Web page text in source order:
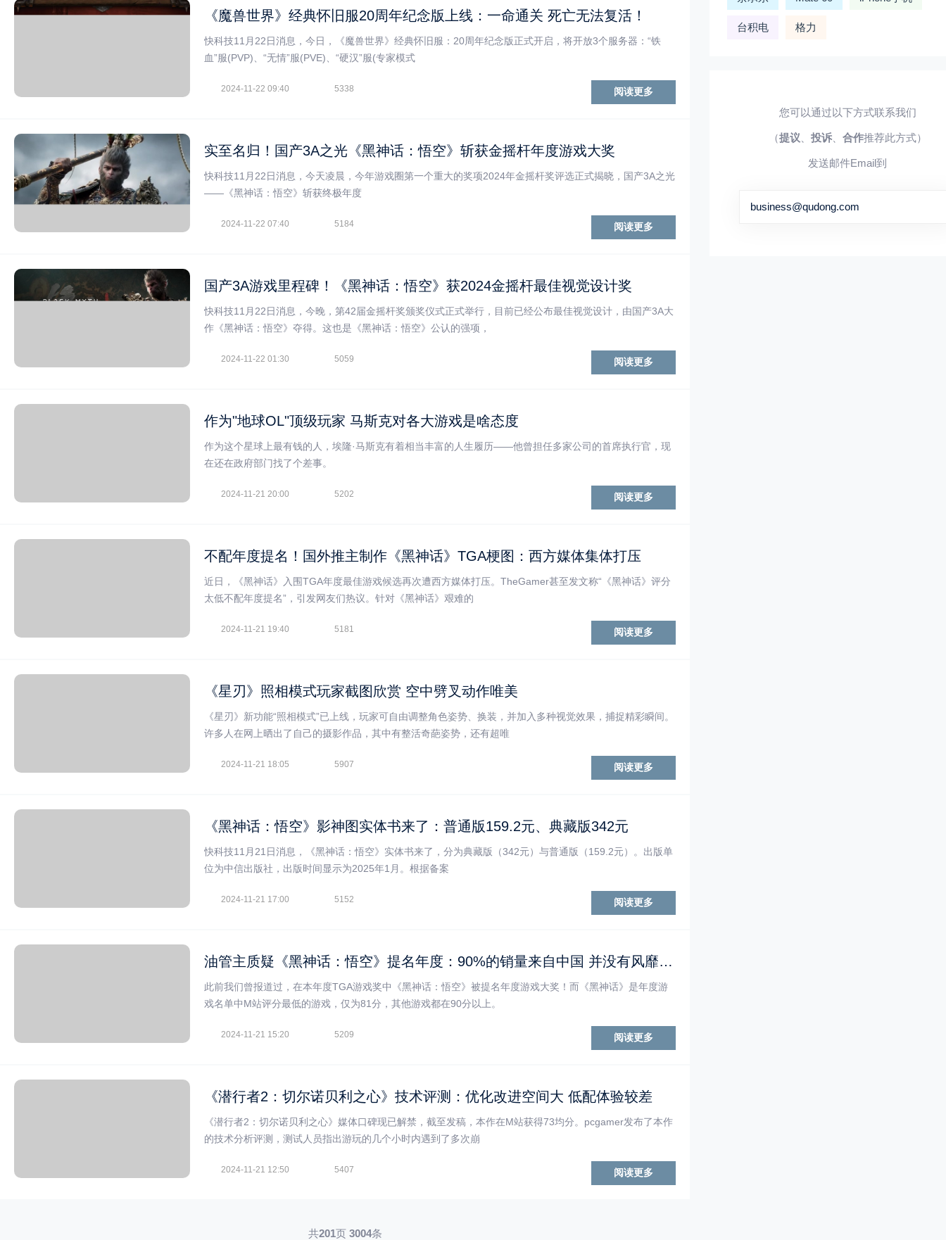
《魔兽世界》经典怀旧服20周年纪念版上线：一命通关 死亡无法复活！
快科技11月22日消息，今日，《魔兽世界》经典怀旧服：20周年纪念版正式开启，将开放3个服务器：“铁
血”服(PVP)、“无情”服(PVE)、“硬汉”服(专家模式
2024-11-22 09:40 5338 阅读更多
实至名归！国产3A之光《黑神话：悟空》斩获金摇杆年度游戏大奖
快科技11月22日消息，今天凌晨，今年游戏圈第一个重大的奖项2024年金摇杆奖评选正式揭晓，国产3A之光
——《黑神话：悟空》斩获终极年度
2024-11-22 07:40 5184 阅读更多
国产3A游戏里程碑！《黑神话：悟空》获2024金摇杆最佳视觉设计奖
快科技11月22日消息，今晚，第42届金摇杆奖颁奖仪式正式举行，目前已经公布最佳视觉设计，由国产3A大
作《黑神话：悟空》夺得。这也是《黑神话：悟空》公认的强项，
2024-11-22 01:30 5059 阅读更多
作为"地球OL"顶级玩家 马斯克对各大游戏是啥态度
作为这个星球上最有钱的人，埃隆·马斯克有着相当丰富的人生履历——他曾担任多家公司的首席执行官，现
在还在政府部门找了个差事。
2024-11-21 20:00 5202 阅读更多
不配年度提名！国外推主制作《黑神话》TGA梗图：西方媒体集体打压
近日，《黑神话》入围TGA年度最佳游戏候选再次遭西方媒体打压。TheGamer甚至发文称“《黑神话》评分
太低不配年度提名”，引发网友们热议。针对《黑神话》艰难的
2024-11-21 19:40 5181 阅读更多
《星刃》照相模式玩家截图欣赏 空中劈叉动作唯美
《星刃》新功能“照相模式”已上线，玩家可自由调整角色姿势、换装，并加入多种视觉效果，捕捉精彩瞬间。
许多人在网上晒出了自己的摄影作品，其中有整活奇葩姿势，还有超唯
2024-11-21 18:05 5907 阅读更多
《黑神话：悟空》影神图实体书来了：普通版159.2元、典藏版342元
快科技11月21日消息，《黑神话：悟空》实体书来了，分为典藏版（342元）与普通版（159.2元）。出版单
位为中信出版社，出版时间显示为2025年1月。根据备案
2024-11-21 17:00 5152 阅读更多
油管主质疑《黑神话：悟空》提名年度：90%的销量来自中国 并没有风靡全球
此前我们曾报道过，在本年度TGA游戏奖中《黑神话：悟空》被提名年度游戏大奖！而《黑神话》是年度游
戏名单中M站评分最低的游戏，仅为81分，其他游戏都在90分以上。
2024-11-21 15:20 5209 阅读更多
《潜行者2：切尔诺贝利之心》技术评测：优化改进空间大 低配体验较差
《潜行者2：切尔诺贝利之心》媒体口碑现已解禁，截至发稿，本作在M站获得73均分。pcgamer发布了本作
的技术分析评测，测试人员指出游玩的几个小时内遇到了多次崩
2024-11-21 12:50 5407 阅读更多
共201页 3004条
台积电 格力
您可以通过以下方式联系我们
（提议 投诉、 合作推荐此方式）
发送邮件Email到
business@qudong.com